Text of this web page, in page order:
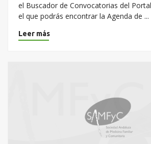
el Buscador de Convocatorias del
el que podrás encontrar la Agenda de ...
Leer más